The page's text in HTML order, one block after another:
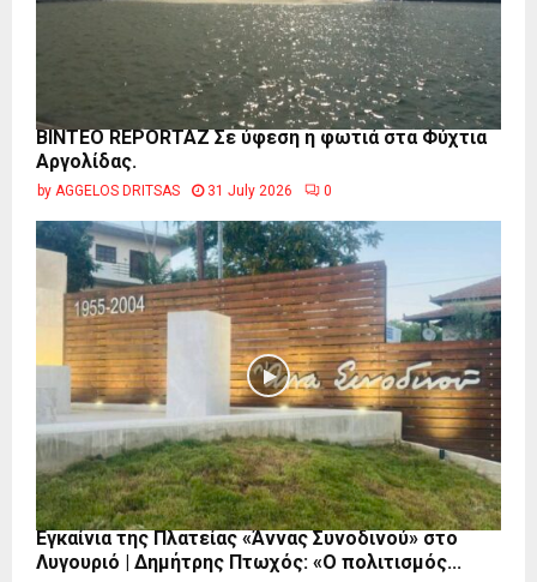
BINTEO REPORTAZ Σε ύφεση η φωτιά στα Φύχτια
Αργολίδας.
by AGGELOS DRITSAS 31 July 2026 0
Εγκαίνια της Πλατείας «Άννας Συνοδινού» στο
Λυγουριό | Δημήτρης Πτωχός: «Ο πολιτισμός...